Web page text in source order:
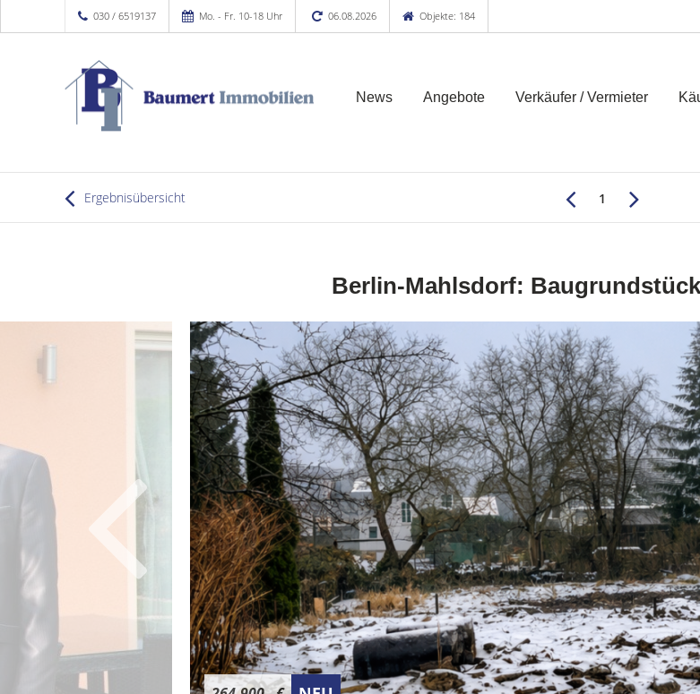
030 / 6519137 Mo. - Fr. 10-18 Uhr 06.08.2026 Objekte: 184
News Angebote Verkäufer / Vermieter
Ergebnisübersicht 1
Berlin-Mahlsdorf: